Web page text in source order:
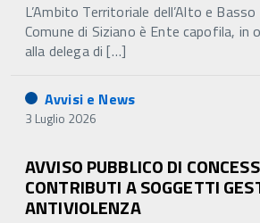
L’Ambito Territoriale dell’Alto e
Comune di Siziano è Ente capofila, in
alla delega di […]
Avvisi e News
3 Luglio 2026
AVVISO PUBBLICO DI
CONTRIBUTI A SOGGETTI
ANTIVIOLENZA